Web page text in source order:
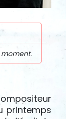
printemps